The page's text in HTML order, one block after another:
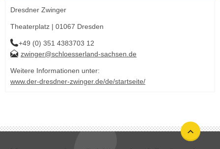
Dresdner Zwinger
Theaterplatz | 01067 Dresden
+49 (0) 351 4383703 12
zwinger@schloesserland-sachsen.de
Weitere Informationen unter:
www.der-dresdner-zwinger.de/de/startseite/